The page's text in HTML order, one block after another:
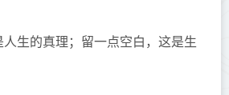
生的真理；留一点空白，这是生